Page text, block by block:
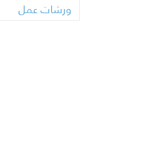
ورشات عمل
(current)